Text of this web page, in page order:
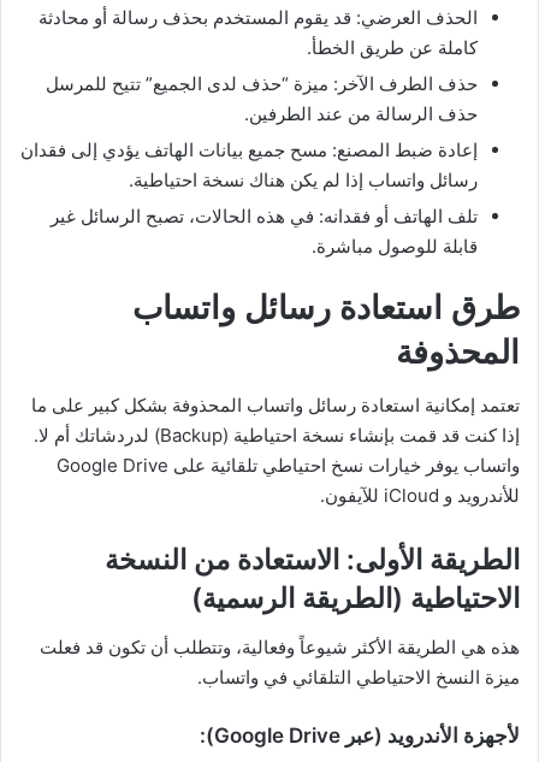
الحذف العرضي: قد يقوم المستخدم بحذف رسالة أو محادثة
كاملة عن طريق الخطأ.
حذف الطرف الآخر: ميزة “حذف لدى الجميع” تتيح للمرسل
حذف الرسالة من عند الطرفين.
إعادة ضبط المصنع: مسح جميع بيانات الهاتف يؤدي إلى فقدان
رسائل واتساب إذا لم يكن هناك نسخة احتياطية.
تلف الهاتف أو فقدانه: في هذه الحالات، تصبح الرسائل غير
قابلة للوصول مباشرة.
طرق استعادة رسائل واتساب
المحذوفة
تعتمد إمكانية استعادة رسائل واتساب المحذوفة بشكل كبير على ما
إذا كنت قد قمت بإنشاء نسخة احتياطية (Backup) لدردشاتك أم لا.
واتساب يوفر خيارات نسخ احتياطي تلقائية على Google Drive
للأندرويد و iCloud للآيفون.
الطريقة الأولى: الاستعادة من النسخة
الاحتياطية (الطريقة الرسمية)
هذه هي الطريقة الأكثر شيوعاً وفعالية، وتتطلب أن تكون قد فعلت
ميزة النسخ الاحتياطي التلقائي في واتساب.
لأجهزة الأندرويد (عبر Google Drive):